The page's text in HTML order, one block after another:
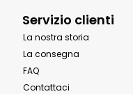
Servizio clienti
La nostra storia
La consegna
FAQ
Contattaci